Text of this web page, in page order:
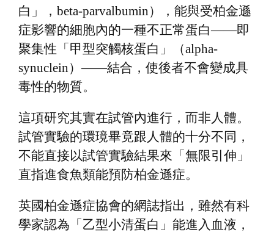
白」，beta-parvalbumin），能與受柏金遜
症影響的細胞內的一種不正常蛋白——即
聚集性「甲型突觸核蛋白」（alpha-
synuclein）——結合，使後者不會變成具
毒性的物質。
這項研究其實在試管內進行，而非人體。
試管實驗的環璄畢竟跟人體的十分不同，
不能直接以試管實驗結果來「無限引伸」
直指進食魚類能預防柏金遜症。
英國柏金遜症協會的網誌指出，雖然有科
學家認為「乙型小清蛋白」能進入血液，